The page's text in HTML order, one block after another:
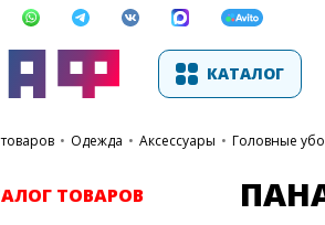
КАТАЛОГ
товаров • Одежда • Аксессуары • Головные
ТОВАРОВ